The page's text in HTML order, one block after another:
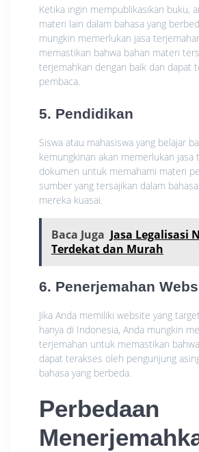
Ketika ingin mempublikasikan buku,
materi lain dalam bahasa yang
mungkin memerlukan jasa
memastikan bahwa bahan materi
terjemahkan dengan baik dan dapat
pembaca.
5. Pendidikan
Siswa atau mahasiswa yang belajar
kemungkinan akan memerlukan jasa
dokumen untuk memahami materi
sumber yang tersajikan dalam
mereka kuasai.
Baca Juga Jasa Legalisasi
Terdekat dan Murah
6. Penerjemahan
Jika Anda memiliki website yang
hanya di Indonesia, Anda mungkin
terjemahan untuk memastikan
dapat terakses oleh pengunjung
bahasa yang berbeda.
Perbedaan